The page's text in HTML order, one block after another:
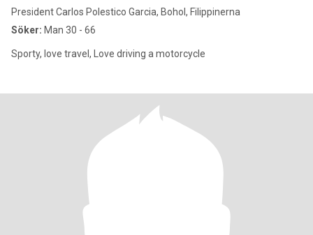
President Carlos Polestico Garcia, Bohol, Filippinerna
Söker: Man 30 - 66
Sporty, love travel, Love driving a motorcycle